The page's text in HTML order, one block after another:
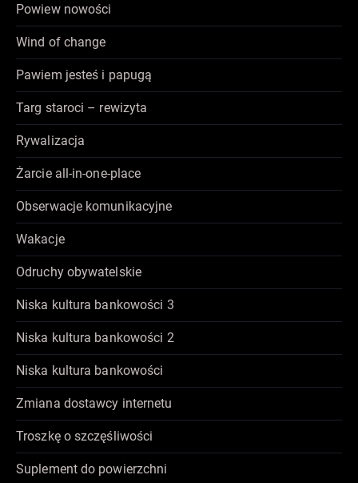
Powiew nowości
Wind of change
Pawiem jesteś i papugą
Targ staroci – rewizyta
Rywalizacja
Żarcie all-in-one-place
Obserwacje komunikacyjne
Wakacje
Odruchy obywatelskie
Niska kultura bankowości 3
Niska kultura bankowości 2
Niska kultura bankowości
Zmiana dostawcy internetu
Troszkę o szczęśliwości
Suplement do powierzchni